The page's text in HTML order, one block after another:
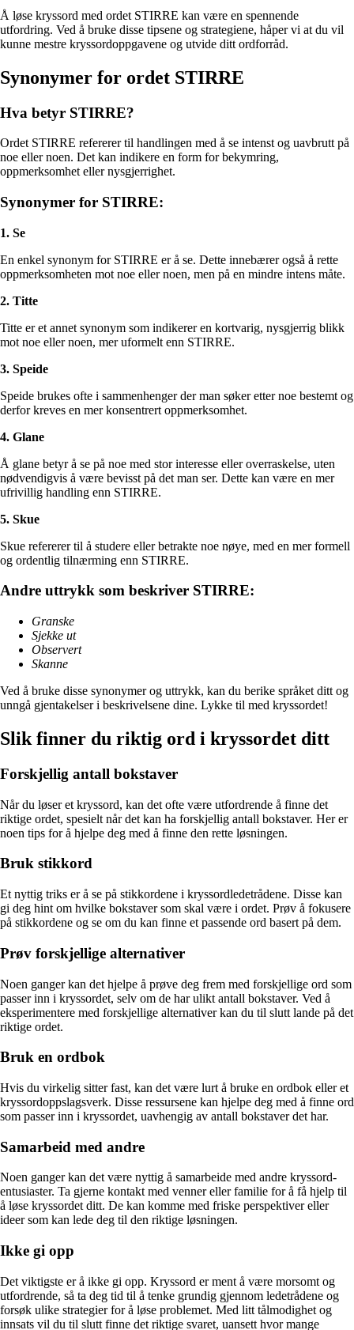
Å løse kryssord med ordet STIRRE kan være en spennende
utfordring. Ved å bruke disse tipsene og strategiene, håper vi at du vil
kunne mestre kryssordoppgavene og utvide ditt ordforråd.
Synonymer for ordet STIRRE
Hva betyr STIRRE?
Ordet STIRRE refererer til handlingen med å se intenst og uavbrutt på
noe eller noen. Det kan indikere en form for bekymring,
oppmerksomhet eller nysgjerrighet.
Synonymer for STIRRE:
1. Se
En enkel synonym for STIRRE er å se. Dette innebærer også å rette
oppmerksomheten mot noe eller noen, men på en mindre intens måte.
2. Titte
Titte er et annet synonym som indikerer en kortvarig, nysgjerrig blikk
mot noe eller noen, mer uformelt enn STIRRE.
3. Speide
Speide brukes ofte i sammenhenger der man søker etter noe bestemt og
derfor kreves en mer konsentrert oppmerksomhet.
4. Glane
Å glane betyr å se på noe med stor interesse eller overraskelse, uten
nødvendigvis å være bevisst på det man ser. Dette kan være en mer
ufrivillig handling enn STIRRE.
5. Skue
Skue refererer til å studere eller betrakte noe nøye, med en mer formell
og ordentlig tilnærming enn STIRRE.
Andre uttrykk som beskriver STIRRE:
Granske
Sjekke ut
Observert
Skanne
Ved å bruke disse synonymer og uttrykk, kan du berike språket ditt og
unngå gjentakelser i beskrivelsene dine. Lykke til med kryssordet!
Slik finner du riktig ord i kryssordet ditt
Forskjellig antall bokstaver
Når du løser et kryssord, kan det ofte være utfordrende å finne det
riktige ordet, spesielt når det kan ha forskjellig antall bokstaver. Her er
noen tips for å hjelpe deg med å finne den rette løsningen.
Bruk stikkord
Et nyttig triks er å se på stikkordene i kryssordledetrådene. Disse kan
gi deg hint om hvilke bokstaver som skal være i ordet. Prøv å fokusere
på stikkordene og se om du kan finne et passende ord basert på dem.
Prøv forskjellige alternativer
Noen ganger kan det hjelpe å prøve deg frem med forskjellige ord som
passer inn i kryssordet, selv om de har ulikt antall bokstaver. Ved å
eksperimentere med forskjellige alternativer kan du til slutt lande på det
riktige ordet.
Bruk en ordbok
Hvis du virkelig sitter fast, kan det være lurt å bruke en ordbok eller et
kryssordoppslagsverk. Disse ressursene kan hjelpe deg med å finne ord
som passer inn i kryssordet, uavhengig av antall bokstaver det har.
Samarbeid med andre
Noen ganger kan det være nyttig å samarbeide med andre kryssord-
entusiaster. Ta gjerne kontakt med venner eller familie for å få hjelp til
å løse kryssordet ditt. De kan komme med friske perspektiver eller
ideer som kan lede deg til den riktige løsningen.
Ikke gi opp
Det viktigste er å ikke gi opp. Kryssord er ment å være morsomt og
utfordrende, så ta deg tid til å tenke grundig gjennom ledetrådene og
forsøk ulike strategier for å løse problemet. Med litt tålmodighet og
innsats vil du til slutt finne det riktige svaret, uansett hvor mange